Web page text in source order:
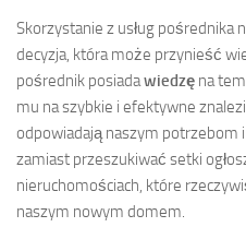
Skorzystanie z usług pośrednika
decyzja, która może przynieść
pośrednik posiadawiedzę na
mu na szybkie i efektywne
odpowiadają naszym potrzebom
zamiast przeszukiwać setki
nieruchomościach, które
naszym nowym domem.